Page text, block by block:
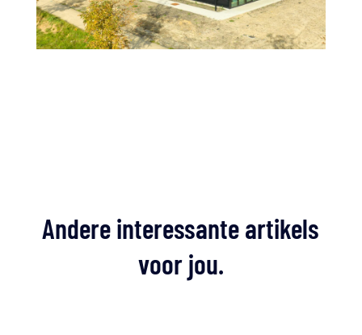
Andere interessante artikels
voor jou.